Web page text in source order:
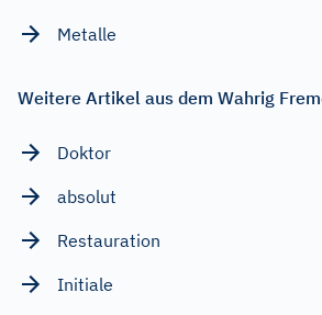
Metalle
Weitere Artikel aus dem Wahrig
Doktor
absolut
Restauration
Initiale